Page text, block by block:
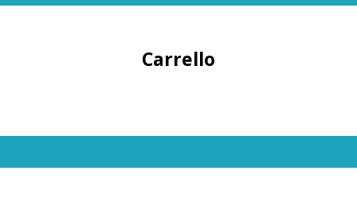
Carrello